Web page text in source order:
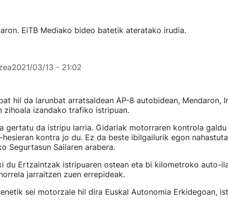
EiTB Mediako bideo batetik ateratako irudia.
2021/03/13 - 21:02
hil da larunbat arratsaldean AP-8 autobidean, Mendaron,
zihoala izandako trafiko istripuan.
gertatu da istripu larria. Gidariak motorraren kontrola
hesieran kontra jo du. Ez da beste ibilgailurik egon
Segurtasun Sailaren arabera.
du Ertzaintzak istripuaren ostean eta bi kilometroko auto-
jarraitzen zuen errepideak.
sei motorzale hil dira Euskal Autonomia Erkidegoan,